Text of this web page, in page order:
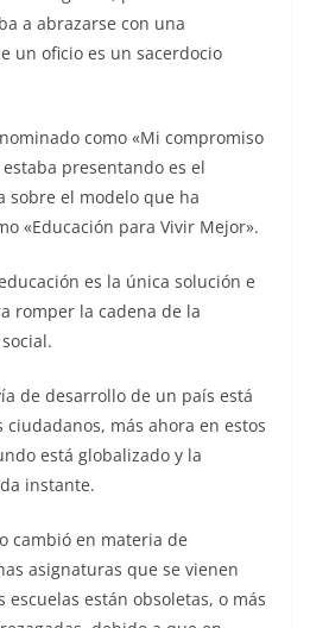
a abrazarse con una
un oficio es un sacerdocio
como «Mi compromiso
presentando es el
sobre el modelo que ha
«Educación para Vivir Mejor».
es la única solución e
romper la cadena de la
de desarrollo de un país está
más ahora en estos
está globalizado y la
instante.
cambió en materia de
asignaturas que se vienen
están obsoletas, o más